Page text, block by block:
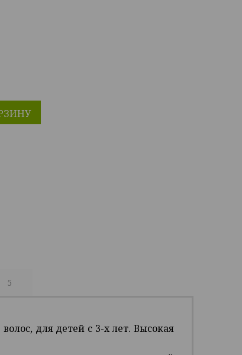
5
для детей с 3-х лет. Высокая